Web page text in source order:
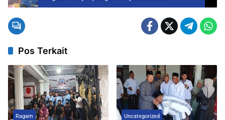
Mejoyolosari, Kecamatan Gudo, Kabupaen
Pos Terkait
Ragam Uncategorized